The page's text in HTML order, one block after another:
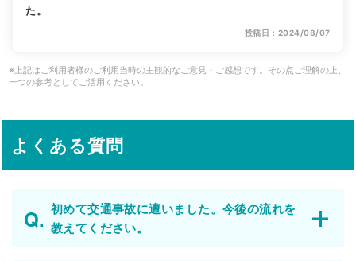
た。
投稿日：2024/08/07
※上記はご利用者様のご利用当時の主観的なご意見・ご感想です。その点ご理解の上、
一つの参考としてご活用ください。
よくある質問
初めて交通事故に遭いました。今後の流れを
教えてください。